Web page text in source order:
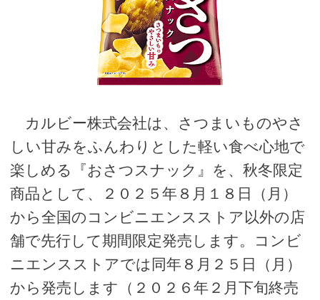
カルビー株式会社は、さつまいものやさ
しい甘みをふんわりとした軽い食べ心地で
楽しめる『おさつスナック』を、秋冬限定
商品として、２０２５年８月１８日（月）
から全国のコンビニエンスストア以外の店
舗で先行して期間限定発売します。コンビ
ニエンスストアでは同年８月２５日（月）
から発売します（２０２６年２月下旬終売